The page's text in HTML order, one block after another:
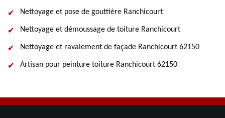
Nettoyage et pose de gouttière Ranchicourt
Nettoyage et démoussage de toiture Ranchicourt
Nettoyage et ravalement de façade Ranchicourt 62150
Artisan pour peinture toiture Ranchicourt 62150